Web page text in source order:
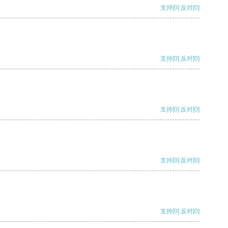
支持[0] 反对[0]
支持[0] 反对[0]
支持[0] 反对[0]
支持[0] 反对[0]
支持[0] 反对[0]